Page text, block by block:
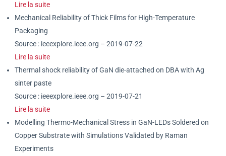
Lire la suite
Mechanical Reliability of Thick Films for High-Temperature
Packaging
Source : ieeexplore.ieee.org – 2019-07-22
Lire la suite
Thermal shock reliability of GaN die-attached on DBA with Ag
sinter paste
Source : ieeexplore.ieee.org – 2019-07-21
Lire la suite
Modelling Thermo-Mechanical Stress in GaN-LEDs Soldered on
Copper Substrate with Simulations Validated by Raman
Experiments